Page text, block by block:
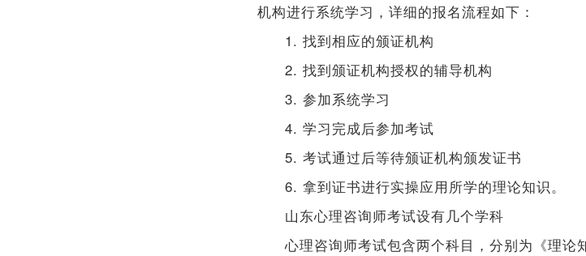
机构进行系统学习，详细的报名流程如下：
1. 找到相应的颁证机构
2. 找到颁证机构授权的辅导机构
3. 参加系统学习
4. 学习完成后参加考试
5. 考试通过后等待颁证机构颁发证书
6. 拿到证书进行实操应用所学的理论知识。
山东心理咨询师考试设有几个学科
心理咨询师考试包含两个科目，分别为《理论